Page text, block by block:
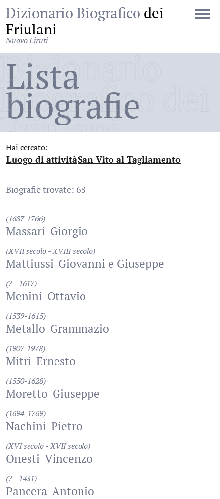
Dizionario Biografico dei
Friulani
Nuovo Liruti
Dizionario
Biografico dei
Friulani
Lista
biografie
Hai cercato:
Luogo di attività
:San Vito al Tagliamento
Biografie trovate: 68
(1687-1766)
Massari Giorgio
(XVII secolo - XVIII secolo)
Mattiussi Giovanni e Giuseppe
(? - 1617)
Menini Ottavio
(1539-1615)
Metallo Grammazio
(1907-1978)
Mitri Ernesto
(1550-1628)
Moretto Giuseppe
(1694-1769)
Nachini Pietro
(XVI secolo - XVII secolo)
Onesti Vincenzo
(? - 1431)
Pancera Antonio